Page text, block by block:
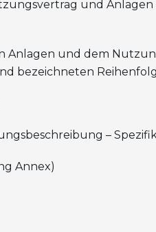
und Anlagen
Anlagen und dem
bezeichneten
–
Annex)